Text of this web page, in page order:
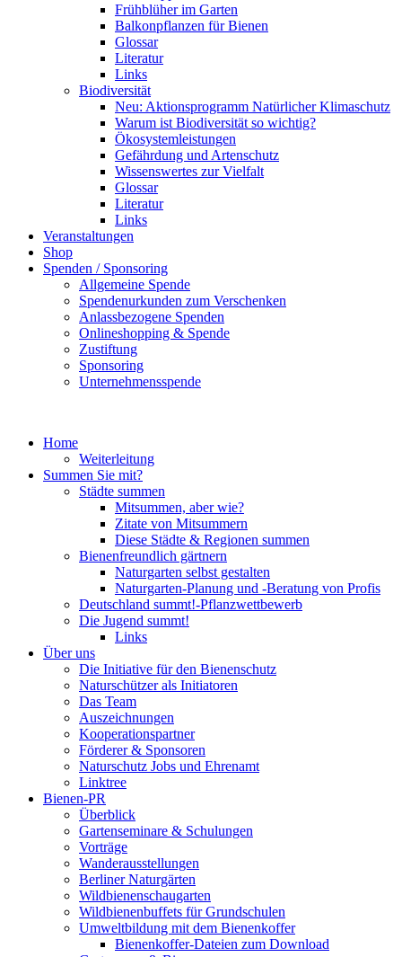
Frühblüher im Garten
Balkonpflanzen für Bienen
Glossar
Literatur
Links
Biodiversität
Neu: Aktionsprogramm Natürlicher Klimaschutz
Warum ist Biodiversität so wichtig?
Ökosystemleistungen
Gefährdung und Artenschutz
Wissenswertes zur Vielfalt
Glossar
Literatur
Links
Veranstaltungen
Shop
Spenden / Sponsoring
Allgemeine Spende
Spendenurkunden zum Verschenken
Anlassbezogene Spenden
Onlineshopping & Spende
Zustiftung
Sponsoring
Unternehmensspende
Home
Weiterleitung
Summen Sie mit?
Städte summen
Mitsummen, aber wie?
Zitate von Mitsummern
Diese Städte & Regionen summen
Bienenfreundlich gärtnern
Naturgarten selbst gestalten
Naturgarten-Planung und -Beratung von Profis
Deutschland summt!-Pflanzwettbewerb
Die Jugend summt!
Links
Über uns
Die Initiative für den Bienenschutz
Naturschützer als Initiatoren
Das Team
Auszeichnungen
Kooperationspartner
Förderer & Sponsoren
Naturschutz Jobs und Ehrenamt
Linktree
Bienen-PR
Überblick
Gartenseminare & Schulungen
Vorträge
Wanderausstellungen
Berliner Naturgärten
Wildbienenschaugarten
Wildbienenbuffets für Grundschulen
Umweltbildung mit dem Bienenkoffer
Bienenkoffer-Dateien zum Download